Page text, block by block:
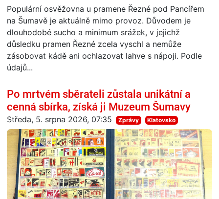
Populární osvěžovna u pramene Řezné pod Pancířem
na Šumavě je aktuálně mimo provoz. Důvodem je
dlouhodobé sucho a minimum srážek, v jejichž
důsledku pramen Řezné zcela vyschl a nemůže
zásobovat kádě ani ochlazovat lahve s nápoji. Podle
údajů...
Po mrtvém sběrateli zůstala unikátní a
cenná sbírka, získá ji Muzeum Šumavy
Středa, 5. srpna 2026, 07:35 Zprávy Klatovsko